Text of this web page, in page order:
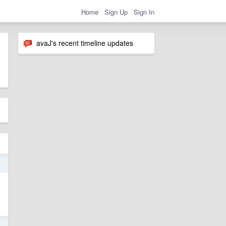
Home Sign Up Sign In
avaJ's recent timeline updates